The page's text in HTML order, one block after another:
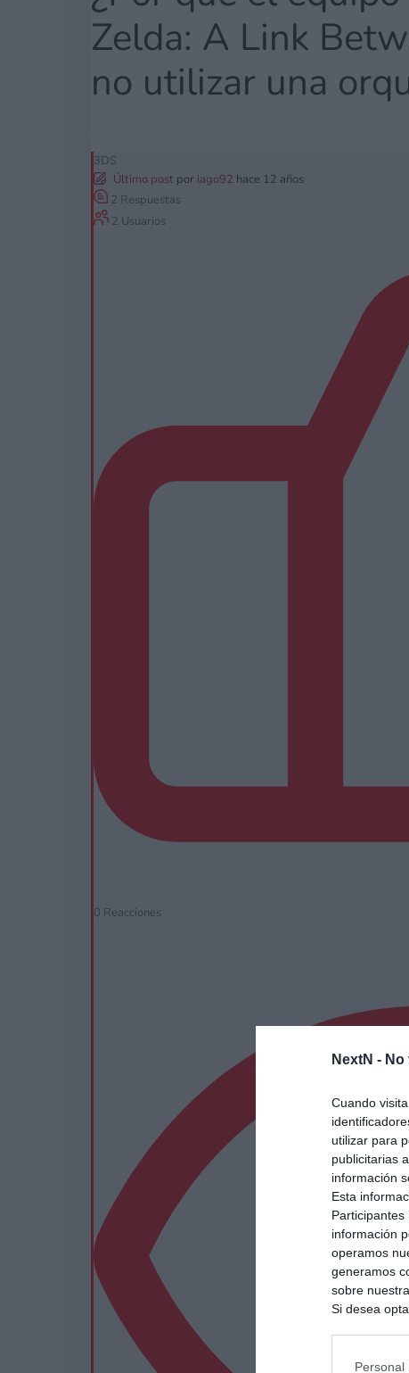
NextN -
Cuando
utilizar para
publicitarias
información
Esta
información
operamos
generamos
sobre
Si desea
intereses
Personal
Zelda: A Link
no utilizar una
3DS
Último post por iago92 hace 12 años
2 Respuestas
2 Usuarios
0 Reacciones